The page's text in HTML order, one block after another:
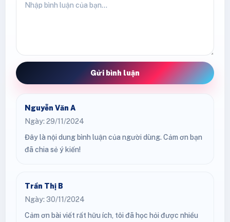
Gửi bình luận
Nguyễn Văn A
Ngày: 29/11/2024
Đây là nội dung bình luận của người dùng. Cảm ơn bạn
đã chia sẻ ý kiến!
Trần Thị B
Ngày: 30/11/2024
Cảm ơn bài viết rất hữu ích, tôi đã học hỏi được nhiều